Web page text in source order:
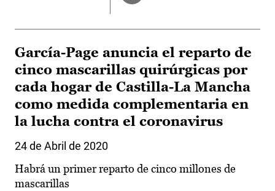
García-Page anuncia el reparto de
cinco mascarillas quirúrgicas por
cada hogar de Castilla-La Mancha
como medida complementaria en
la lucha contra el coronavirus
24 de Abril de 2020
Habrá un primer reparto de cinco millones de
mascarillas